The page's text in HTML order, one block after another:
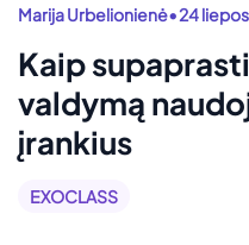
Marija Urbelionienė•24
Kaip
valdymą
įrankius
EXOCLASS